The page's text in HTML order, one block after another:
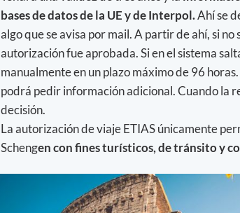
bases de datos de la UE y de Interpol.Ahí se
algo que se avisa por mail. A partir de ahí, si
autorización fue aprobada. Si en el sistema
manualmente en un plazo máximo de 96
podrá pedir información adicional. Cuando la
decisión.
La autorización de viaje ETIAS únicamente
Schengen con fines turísticos, de tránsito y